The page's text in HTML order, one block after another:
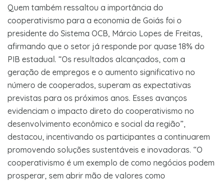
Quem também ressaltou a importância do
cooperativismo para a economia de Goiás foi o
presidente do Sistema OCB, Márcio Lopes de Freitas,
afirmando que o setor já responde por quase 18% do
PIB estadual. “Os resultados alcançados, com a
geração de empregos e o aumento significativo no
número de cooperados, superam as expectativas
previstas para os próximos anos. Esses avanços
evidenciam o impacto direto do cooperativismo no
desenvolvimento econômico e social da região”,
destacou, incentivando os participantes a continuarem
promovendo soluções sustentáveis e inovadoras. “O
cooperativismo é um exemplo de como negócios podem
prosperar, sem abrir mão de valores como